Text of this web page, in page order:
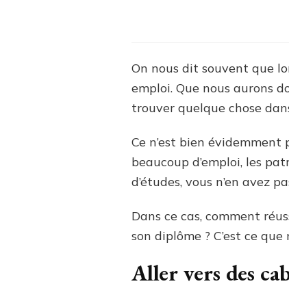
On nous dit souvent que
emploi. Que nous aurons
trouver quelque chose
Ce n’est bien
beaucoup d’emploi, les
d’études, vous n’en avez
Dans ce cas, comment
son diplôme ? C’est ce
Aller vers des